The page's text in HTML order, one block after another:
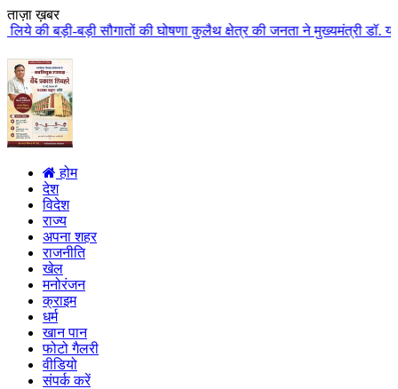
ताज़ा ख़बर
की घोषणा कुलैथ क्षेत्र की जनता ने मुख्यमंत्री डॉ. यादव का किया आत्मीय
होम
देश
विदेश
राज्य
अपना शहर
राजनीति
खेल
मनोरंजन
क्राइम
धर्म
खान पान
फोटो गैलरी
वीडियो
संपर्क करें